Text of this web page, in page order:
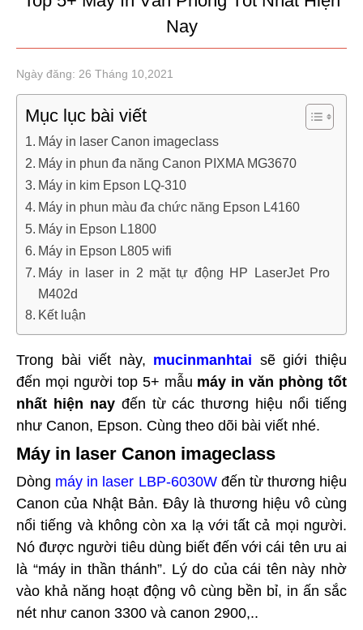
Nay
Ngày đăng: 26 Tháng 10,2021
Mục lục bài viết
Máy in laser Canon imageclass
Máy in phun đa năng Canon PIXMA MG3670
Máy in kim Epson LQ-310
Máy in phun màu đa chức năng Epson L4160
Máy in Epson L1800
Máy in Epson L805 wifi
Máy in laser in 2 mặt tự động HP LaserJet Pro
M402d
Kết luận
Trong bài viết này, mucinmanhtai sẽ giới thiệu
đến mọi người top 5+ mẫu máy in văn phòng tốt
nhất hiện nayđến từ các thương hiệu nổi tiếng
như Canon, Epson. Cùng theo dõi bài viết nhé.
Máy in laser Canon imageclass
Dòng máy in laser LBP-6030Wđến từ thương hiệu
Canon của Nhật Bản. Đây là thương hiệu vô cùng
nổi tiếng và không còn xa lạ với tất cả mọi người.
Nó được người tiêu dùng biết đến với cái tên ưu ai
là “máy in thần thánh”. Lý do của cái tên này nhờ
vào khả năng hoạt động vô cùng bền bỉ, in ấn sắc
nét như canon 3300 và canon 2900,..